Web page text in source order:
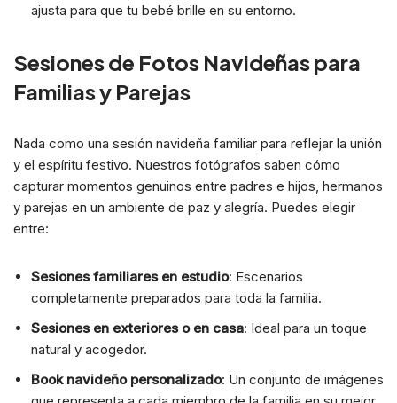
ajusta para que tu bebé brille en su entorno.
Sesiones de Fotos Navideñas para
Familias y Parejas
Nada como una sesión navideña familiar para reflejar la unión
y el espíritu festivo. Nuestros fotógrafos saben cómo
capturar momentos genuinos entre padres e hijos, hermanos
y parejas en un ambiente de paz y alegría. Puedes elegir
entre:
Sesiones familiares en estudio: Escenarios
completamente preparados para toda la familia.
Sesiones en exteriores o en casa: Ideal para un toque
natural y acogedor.
Book navideño personalizado: Un conjunto de imágenes